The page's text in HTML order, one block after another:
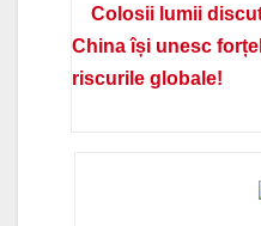
Colosii lumii
China își unesc
riscurile globale!